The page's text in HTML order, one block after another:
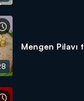
Mengen Pilavı